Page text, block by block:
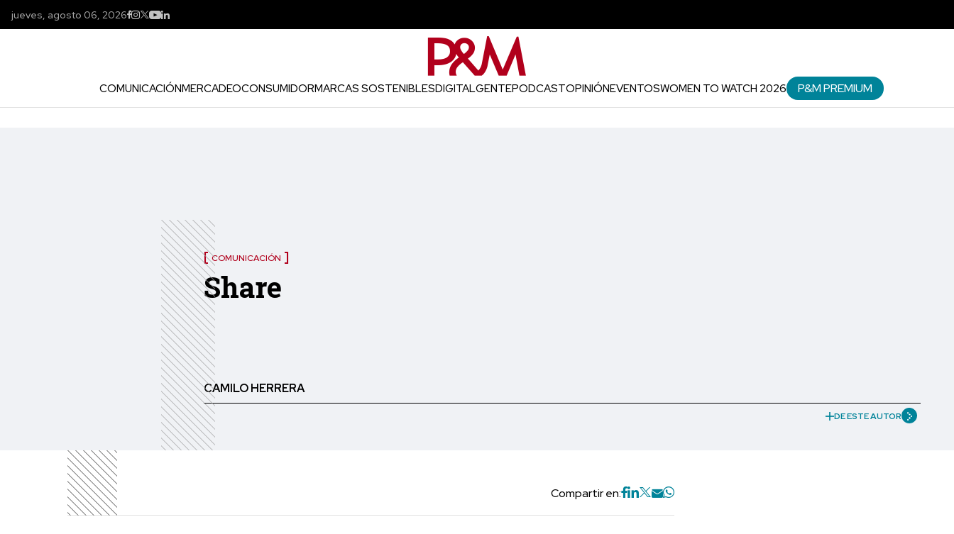
jueves, agosto 06, 2026
COMUNICACIÓNMERCADEOCONSUMIDORMARCAS SOSTENIBLESDIGITALGENTEPODCASTOPINIÓNEVENTOSWOMEN TO WATCH 2026 P&M PREMIUM
COMUNICACIÓN
Share
CAMILO HERRERA
DE ESTE AUTOR
Compartir en: